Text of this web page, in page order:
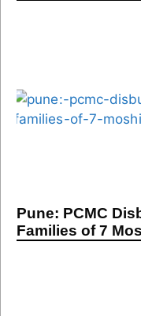
Pune: PCMC
Families of 7